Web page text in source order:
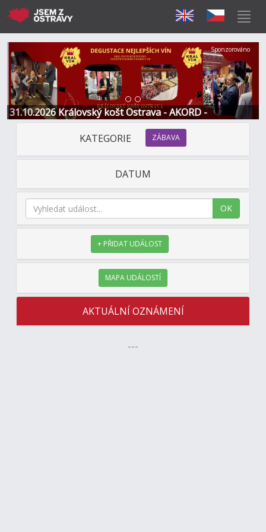
31.10.2026 Královský košt Ostrava - AKORD -
Restaurace a Hotel
Předchozí Další
Sponzorováno
KATEGORIE ZÁBAVA
DATUM
OK
+ PŘIDAT UDÁLOST
MAPA UDÁLOSTÍ
AKTUÁLNÍ OZNÁMENÍ
---